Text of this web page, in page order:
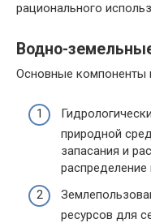
рационального
Водно-
Основные компоненты
природной
запасания и
распределение
ресурсов для